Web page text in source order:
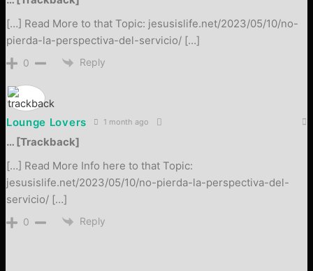
[…] Read More to that Topic: jesusislife.net/2023/05/10/no-
pierda-la-perspectiva-del-servicio/ […]
0 Reply
Lounge Lovers 1 month ago
… [Trackback]
[…] Read More Info here to that Topic:
jesusislife.net/2023/05/10/no-pierda-la-perspectiva-del-
servicio/ […]
0 Reply